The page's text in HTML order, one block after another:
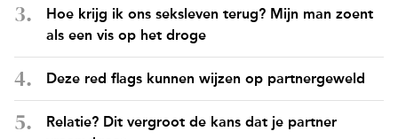
Hoe krijg ik ons seksleven terug? Mijn man zoent
als een vis op het droge
Deze red flags kunnen wijzen op partnergeweld
Relatie? Dit vergroot de kans dat je partner